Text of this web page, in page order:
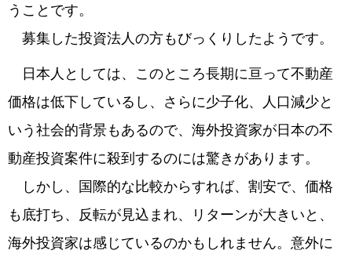
うことです。
募集した投資法人の方もびっくりしたようです。
日本人としては、このところ長期に亘って不動産
価格は低下しているし、さらに少子化、人口減少と
いう社会的背景もあるので、海外投資家が日本の不
動産投資案件に殺到するのには驚きがあります。
しかし、国際的な比較からすれば、割安で、価格
も底打ち、反転が見込まれ、リターンが大きいと、
海外投資家は感じているのかもしれません。意外に